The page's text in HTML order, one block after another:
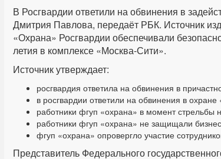
В Росгвардии ответили на обвинения в
Дмитрия Павлова, передаёт РБК. Источник
«Охрана» Росгвардии обеспечивали
летия в комплексе «Москва-Сити».
Источник утверждает:
росгвардия ответила на обвинения в
в росгвардии ответили на обвинения в охране
работники фгуп «охрана» в момент стрельбы
работники фгуп «охрана» не защищали
фгуп «охрана» опровергло участие
Представитель Федерального